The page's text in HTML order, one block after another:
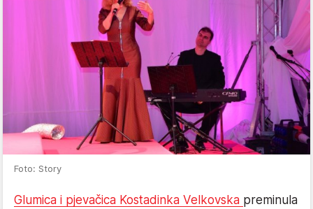
Foto: Story
Glumica i pjevačica Kostadinka Velkovska preminula